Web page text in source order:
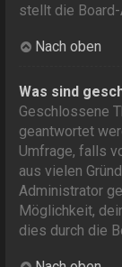
stellt die
Nach oben
Was sind
Geschlossene
geantwortet
Umfrage, falls
aus vielen
Administrator
Möglichkeit,
dies durch die